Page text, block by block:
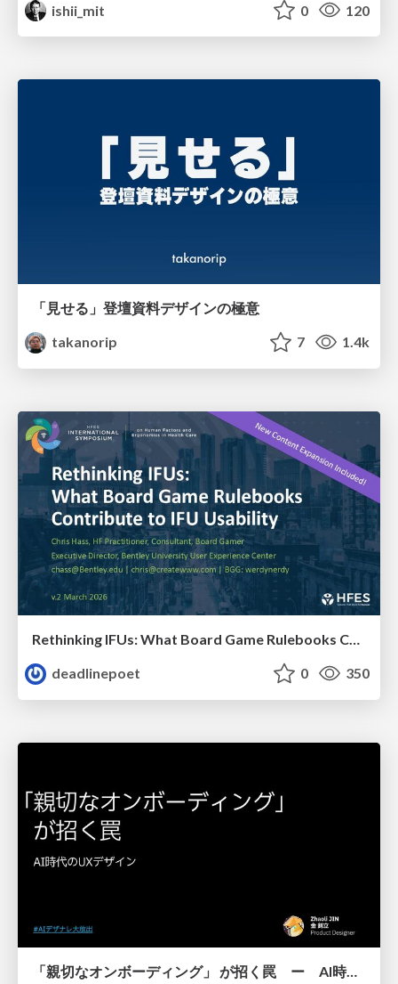
ishii_mit
0 120
「見せる」登壇資料デザインの極意
takanorip
7 1.4k
Rethinking IFUs: What Board Game Rulebooks Contribute to IFU Usability
deadlinepoet
0 350
「親切なオンボーディング」 が招く罠 ー AI時代のUXデザイン